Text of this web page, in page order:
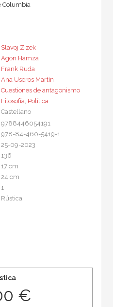
Columbia
Slavoj Zizek
Agon Hamza
Frank Ruda
Ana Useros Martín
Cuestiones de antagonismo
Filosofía Política
Castellano
9788446054191
978-84-460-5419-1
25-09-2023
136
17 cm
24 cm
1
Rústica
€